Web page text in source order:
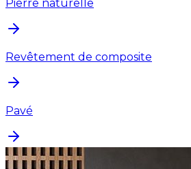
Pierre naturelle
Revêtement de composite
Pavé